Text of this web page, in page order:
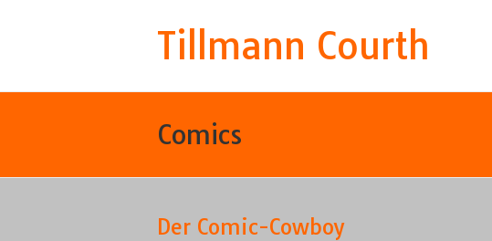
Tillmann Courth
Comics
Der Comic-Cowboy